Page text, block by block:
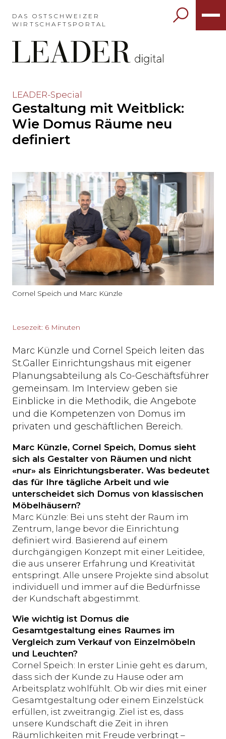
das
Hauptmenü
auslassen
und
Inhalt
springen?
DAS OSTSCHWEIZER
WIRTSCHAFTSPORTAL
Möchten
den
Hauptinhalt
auslassen
Seitenende
springen?
LEADER-Special
Gestaltung mit Weitblick:
Wie Domus Räume neu
definiert
Cornel Speich und Marc Künzle
Lesezeit: 6 Minuten
Marc Künzle und Cornel Speich leiten das
St.Galler Einrichtungshaus mit eigener
Planungsabteilung als Co-Geschäftsführer
gemeinsam. Im Interview geben sie
Einblicke in die Methodik, die Angebote
und die Kompetenzen von Domus im
privaten und geschäftlichen Bereich.
Marc Künzle, Cornel Speich, Domus sieht
sich als Gestalter von Räumen und nicht
«nur» als Einrichtungsberater. Was bedeutet
das für Ihre tägliche Arbeit und wie
unterscheidet sich Domus von klassischen
Möbelhäusern?
Marc Künzle: Bei uns steht der Raum im
Zentrum, lange bevor die Einrichtung
definiert wird. Basierend auf einem
durchgängigen Konzept mit einer Leitidee,
die aus unserer Erfahrung und Kreativität
entspringt. Alle unsere Projekte sind absolut
individuell und immer auf die Bedürfnisse
der Kundschaft abgestimmt.
Wie wichtig ist Domus die
Gesamtgestaltung eines Raumes im
Vergleich zum Verkauf von Einzelmöbeln
und Leuchten?
Cornel Speich: In erster Linie geht es darum,
dass sich der Kunde zu Hause oder am
Arbeitsplatz wohlfühlt. Ob wir dies mit einer
Gesamtgestaltung oder einem Einzelstück
erfüllen, ist zweitrangig. Ziel ist es, dass
unsere Kundschaft die Zeit in ihren
Räumlichkeiten mit Freude verbringt –